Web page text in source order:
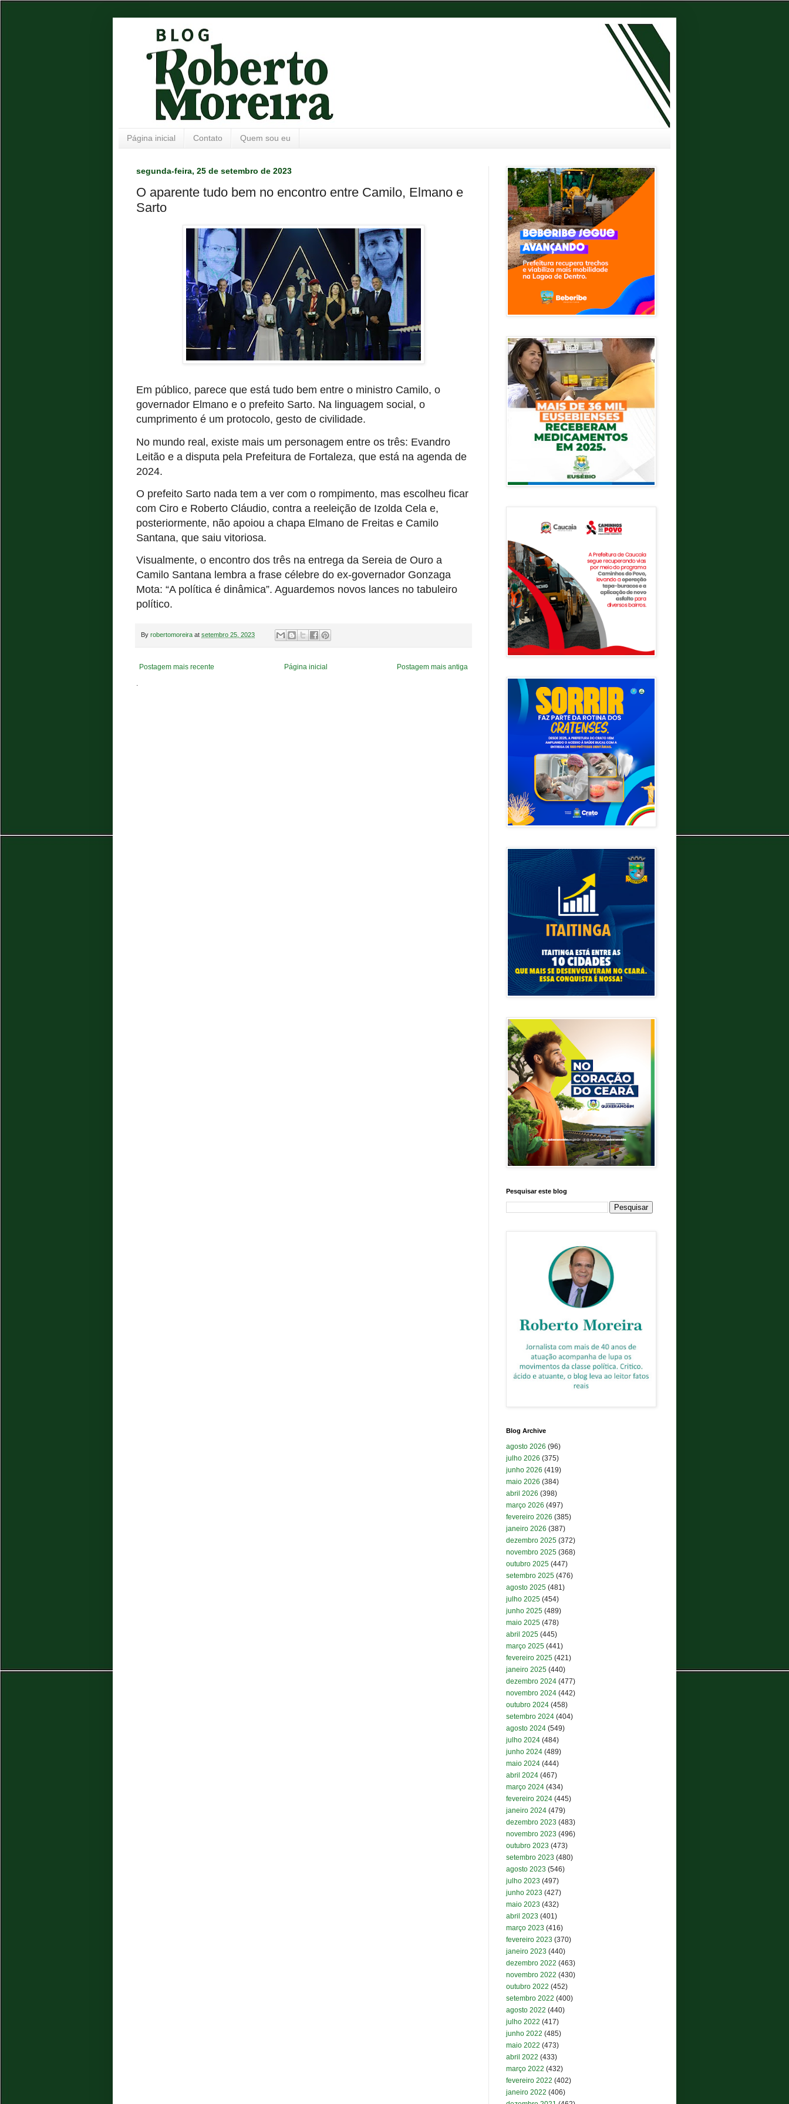
Página inicial Contato Quem sou eu
segunda-feira, 25 de setembro de 2023
O aparente tudo bem no encontro entre Camilo, Elmano e
Sarto
Em público, parece que está tudo bem entre o ministro Camilo, o
governador Elmano e o prefeito Sarto. Na linguagem social, o
cumprimento é um protocolo, gesto de civilidade.
No mundo real, existe mais um personagem entre os três: Evandro
Leitão e a disputa pela Prefeitura de Fortaleza, que está na agenda de
2024.
O prefeito Sarto nada tem a ver com o rompimento, mas escolheu ficar
com Ciro e Roberto Cláudio, contra a reeleição de Izolda Cela e,
posteriormente, não apoiou a chapa Elmano de Freitas e Camilo
Santana, que saiu vitoriosa.
Visualmente, o encontro dos três na entrega da Sereia de Ouro a
Camilo Santana lembra a frase célebre do ex-governador Gonzaga
Mota: “A política é dinâmica”. Aguardemos novos lances no tabuleiro
político.
By robertomoreira at setembro 25, 2023
Postagem mais recente Postagem mais antiga
Página inicial
.
Pesquisar este blog
Blog Archive
agosto 2026 (96)
julho 2026 (375)
junho 2026 (419)
maio 2026 (384)
abril 2026 (398)
março 2026 (497)
fevereiro 2026 (385)
janeiro 2026 (387)
dezembro 2025 (372)
novembro 2025 (368)
outubro 2025 (447)
setembro 2025 (476)
agosto 2025 (481)
julho 2025 (454)
junho 2025 (489)
maio 2025 (478)
abril 2025 (445)
março 2025 (441)
fevereiro 2025 (421)
janeiro 2025 (440)
dezembro 2024 (477)
novembro 2024 (442)
outubro 2024 (458)
setembro 2024 (404)
agosto 2024 (549)
julho 2024 (484)
junho 2024 (489)
maio 2024 (444)
abril 2024 (467)
março 2024 (434)
fevereiro 2024 (445)
janeiro 2024 (479)
dezembro 2023 (483)
novembro 2023 (496)
outubro 2023 (473)
setembro 2023 (480)
agosto 2023 (546)
julho 2023 (497)
junho 2023 (427)
maio 2023 (432)
abril 2023 (401)
março 2023 (416)
fevereiro 2023 (370)
janeiro 2023 (440)
dezembro 2022 (463)
novembro 2022 (430)
outubro 2022 (452)
setembro 2022 (400)
agosto 2022 (440)
julho 2022 (417)
junho 2022 (485)
maio 2022 (473)
abril 2022 (433)
março 2022 (432)
fevereiro 2022 (402)
janeiro 2022 (406)